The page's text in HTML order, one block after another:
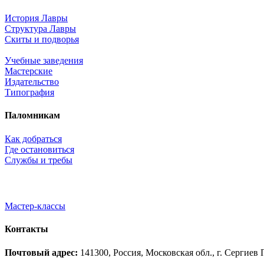
История Лавры
Структура Лавры
Скиты и подворья
Учебные заведения
Мастерские
Издательство
Типография
Паломникам
Как добраться
Где остановиться
Службы и требы
Мастер-классы
Контакты
Почтовый адрес: 141300, Россия, Московская обл., г.